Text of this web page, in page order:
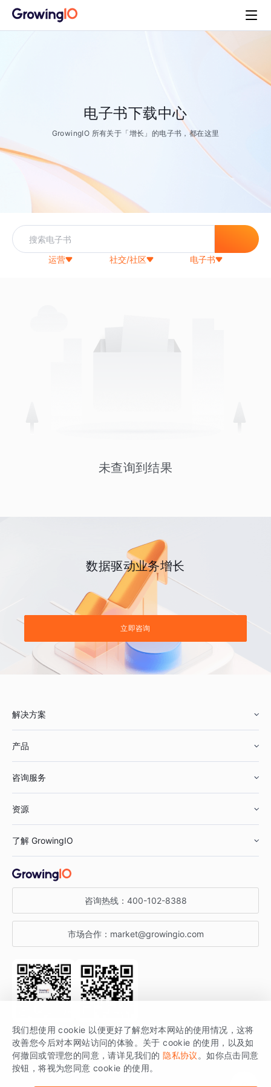
电子书下载中心
GrowingIO 所有关于「增长」的电子书，都在这里
运营 社交/社区 电子书
未查询到结果
数据驱动业务增长
立即咨询
解决方案
鞋服行业
汽车行业
金融行业
产品
智能运营
获客分析
咨询服务
资源
增长公开课
增长博客
开发者文档
SDK 文档
场景指南
了解 GrowingIO
关于 GrowingIO
增长大会
行业活动
咨询热线： 400-102-8388
市场合作： market@growingio.com
关注公众号 获取更多干货
GrowingIO 是专注于数据智能分析与增长的品牌，核心平台为 GrowingIO
分析云。
我们想使用 cookie 以便更好了解您对本网站的使用情况，这将
改善您今后对本网站访问的体验。关于 cookie 的使用，以及如
何撤回或管理您的同意，请详见我们的 隐私协议 。如你点击同意
按钮，将视为您同意 cookie 的使用。